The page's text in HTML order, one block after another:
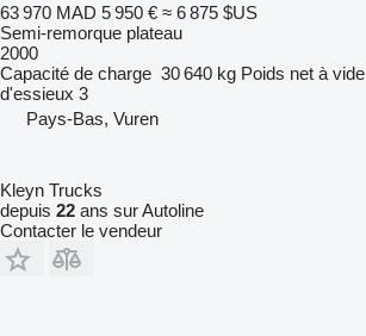
63 970 MAD 5 950 € ≈ 6 875 $US
Semi-remorque plateau
2000
Capacité de charge 30 640 kg Poids net à vide
d'essieux 3
Pays-Bas, Vuren
Kleyn Trucks
depuis 22 ans sur Autoline
Contacter le vendeur